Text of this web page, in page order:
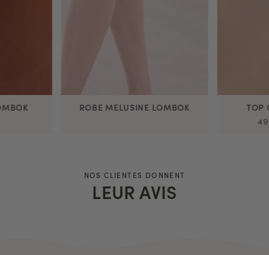
ROBE MELUSINE LOMBOK
TOP
NOS CLIENTES DONNENT
LEUR AVIS